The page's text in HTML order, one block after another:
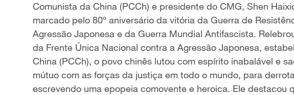
Comunista da China (PCCh) e presidente do CMG, Shen
marcado pelo 80º aniversário da vitória da Guerra de
Agressão Japonesa e da Guerra Mundial Antifascista.
da Frente Única Nacional contra a Agressão Japonesa,
China (PCCh), o povo chinês lutou com espírito inabalável e
mútuo com as forças da justiça em todo o mundo, para
escrevendo uma epopeia comovente e heroica. Ele destacou